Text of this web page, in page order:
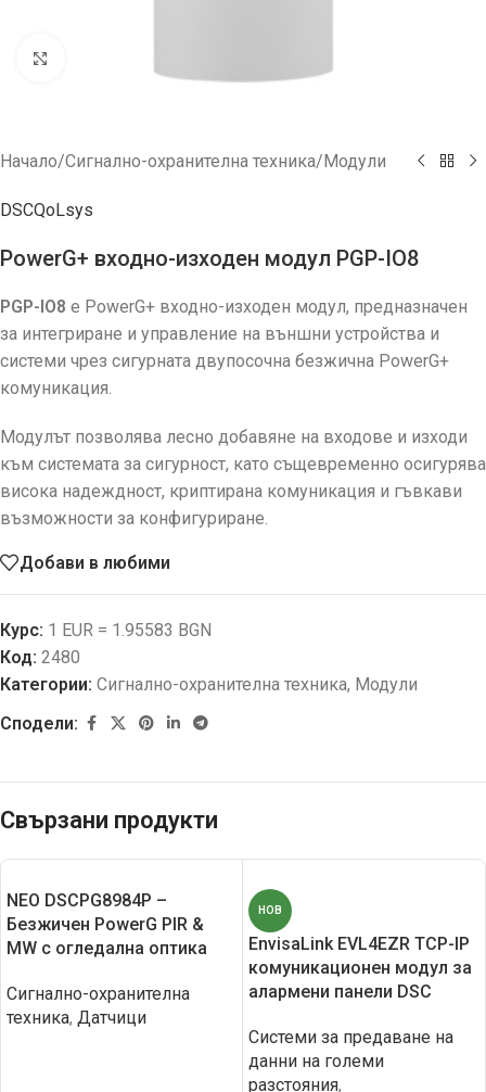
Начало/Сигнално-охранителна техника/Модули
DSCQoLsys
PowerG+ входно-изходен модул PGP-IO8
PGP-IO8 е PowerG+ входно-изходен модул, предназначен
за интегриране и управление на външни устройства и
системи чрез сигурната двупосочна безжична PowerG+
комуникация.
Модулът позволява лесно добавяне на входове и изходи
към системата за сигурност, като същевременно осигурява
висока надеждност, криптирана комуникация и гъвкави
възможности за конфигуриране.
Добави в любими
Курс: 1 EUR = 1.95583 BGN
Код: 2480
Категории: Сигнално-охранителна техника, Модули
Сподели:
Свързани продукти
NEO DSCPG8984P –
Безжичен PowerG PIR &
MW с огледална оптика
Сигнално-охранителна
техника, Датчици
НОВ
EnvisaLink EVL4EZR TCP-IP
комуникационен модул за
алармени панели DSC
Системи за предаване на
данни на големи
разстояния,